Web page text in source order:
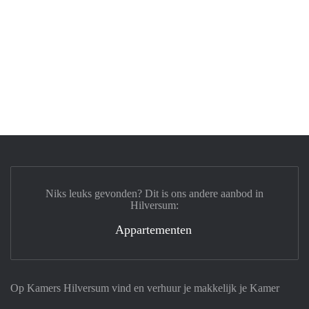
Op Kamers Hilversum vind en verhuur je makkelijk je Kamer
Niks leuks gevonden? Dit is ons andere aanbod in
Hilversum:
Appartementen